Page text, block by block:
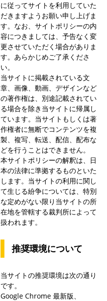
に従ってサイトを利用していた
だきますようお願い申し上げま
す。なお、サイトポリシーの内
容につきましては、予告なく変
更させていただく場合がありま
す。あらかじめご了承くださ
い。
当サイトに掲載されている文
章、画像、動画、デザインなど
の著作権は、別途記載されてい
る場合を除き当サイトに帰属し
ています。当サイトもしくは著
作権者に無断でコンテンツを複
製、複写、転送、配信、配布な
どを行うことはできません。
本サイトポリシーの解釈は、日
本の法律に準拠するものといた
します。当サイトの利用に関し
て生じる紛争については、特別
な定めがない限り当サイトの所
在地を管轄する裁判所によって
扱われます。
推奨環境について
当サイトの推奨環境は次の通り
です。
Google Chrome 最新版、